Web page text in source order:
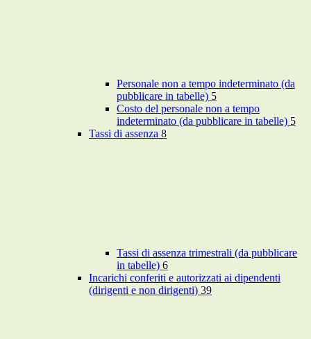
Personale non a tempo indeterminato (da
pubblicare in tabelle) 5
Costo del personale non a tempo
indeterminato (da pubblicare in tabelle) 5
Tassi di assenza 8
Tassi di assenza trimestrali (da pubblicare
in tabelle) 6
Incarichi conferiti e autorizzati ai dipendenti
(dirigenti e non dirigenti) 39